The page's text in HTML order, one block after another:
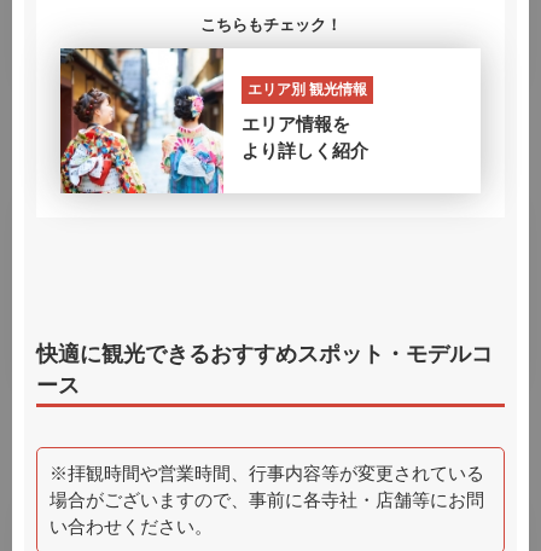
こちらもチェック！
エリア別 観光情報
エリア情報を
より詳しく紹介
快適に観光できるおすすめスポット・モデルコ
ース
※拝観時間や営業時間、行事内容等が変更されている
場合がございますので、事前に各寺社・店舗等にお問
い合わせください。
京都朝観光 REI-MEI／京都夜観光 YOI-YOI
観光客で賑わう時期でも
ゆっくりと観光できるおすすめエリアはこちら
とっておきの京都プロジェクト
その他の情報はこちら